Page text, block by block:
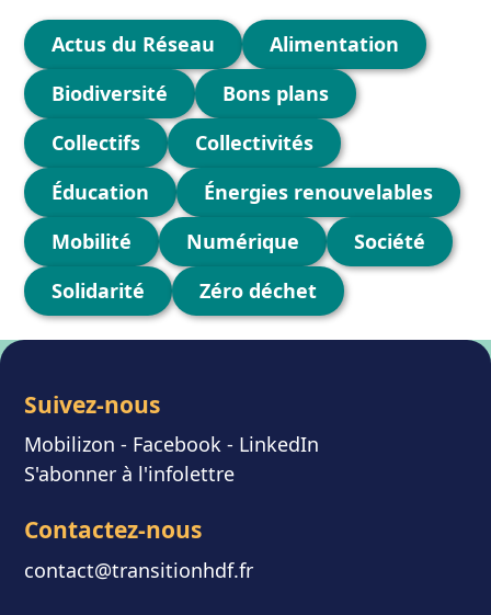
Catégories
Actus du Réseau
Alimentation
Biodiversité
Bons plans
Collectifs
Collectivités
Éducation
Énergies renouvelables
Mobilité
Numérique
Société
Solidarité
Zéro déchet
Suivez-nous
Mobilizon - Facebook - LinkedIn
S'abonner à l'infolettre
Contactez-nous
contact@transitionhdf.fr